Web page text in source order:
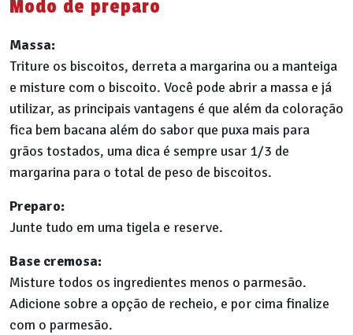
Modo de preparo
Massa:
Triture os biscoitos, derreta a margarina ou a manteiga
e misture com o biscoito. Você pode abrir a massa e já
utilizar, as principais vantagens é que além da coloração
fica bem bacana além do sabor que puxa mais para
grãos tostados, uma dica é sempre usar 1/3 de
margarina para o total de peso de biscoitos.
Preparo:
Junte tudo em uma tigela e reserve.
Base cremosa:
Misture todos os ingredientes menos o parmesão.
Adicione sobre a opção de recheio, e por cima finalize
com o parmesão.